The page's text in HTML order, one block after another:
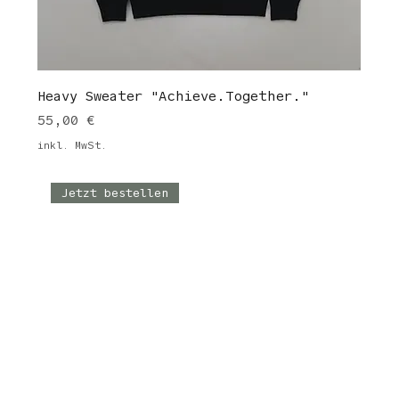
Heavy Sweater "Achieve.Together."
Preis
55,00 €
inkl. MwSt.
Jetzt bestellen